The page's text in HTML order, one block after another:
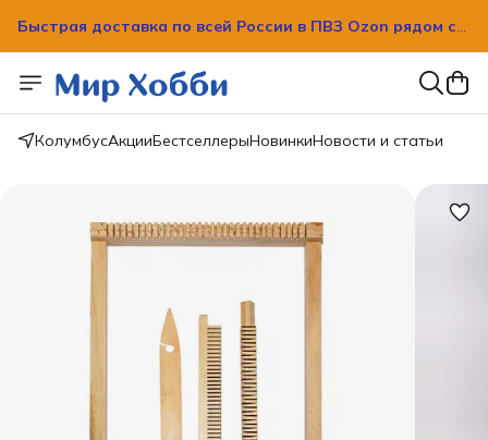
вашим домом!
Быстрая доставка по всей России в ПВЗ Ozon рядом с
вашим домом!
КолумбусАкцииБестселлерыНовинкиНовости и статьи